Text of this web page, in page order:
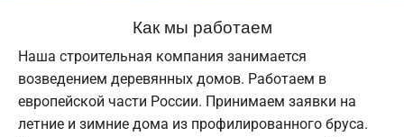
Как мы работаем
Наша строительная компания занимается
возведением деревянных домов. Работаем в
европейской части России. Принимаем заявки на
летние и зимние дома из профилированного бруса.